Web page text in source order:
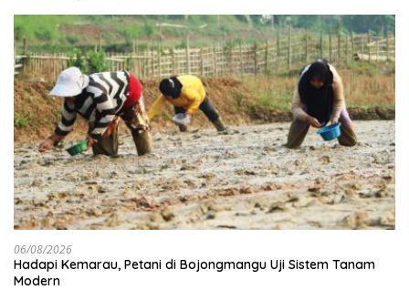
06/08/2026
Hadapi Kemarau, Petani di Bojongmangu Uji Sistem Tanam
Modern